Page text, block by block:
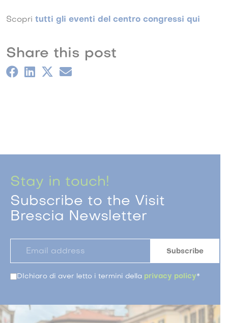
Scopri tutti gli eventi del centro congressi qui
Share this post
Stay in touch!
Subscribe to the Visit
Brescia Newsletter
DIchiaro di aver letto i termini della privacy policy*